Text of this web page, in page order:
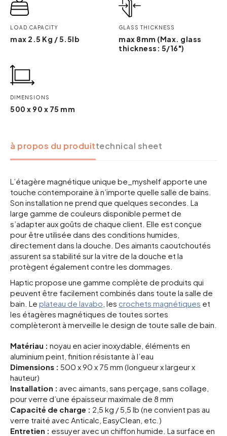
LOAD CAPACITY
max 2.5 Kg / 5.5lb
GLASS THICKNESS
max 8mm (Max. glass
thickness: 5/16")
DIMENSIONS
500 x 90 x 75 mm
à propos du produittechnical sheet
L’étagère magnétique unique be_myshelf apporte une
touche contemporaine à n’importe quelle salle de bains.
Son installation ne prend que quelques secondes. La
large gamme de couleurs disponible permet de
s’adapter aux goûts de chaque client. Elle est conçue
pour être utilisée dans des conditions humides,
directement dans la douche. Des aimants caoutchoutés
assurent sa stabilité sur la vitre de la douche et la
protègent également contre les dommages.
Haptic propose une gamme complète de produits qui
peuvent être facilement combinés dans toute la salle de
bain. Le plateau de lavabo , les crochets magnétiques et
les étagères magnétiques de toutes sortes
complèteront à merveille le design de toute salle de bain.
Matériau : noyau en acier inoxydable, éléments en
aluminium peint, finition résistante à l’eau
Dimensions : 500 x 90 x 75 mm (longueur x largeur x
hauteur)
Installation : avec aimants, sans perçage, sans collage,
pour verre d’une épaisseur maximale de 8 mm
Capacité de charge : 2,5 kg / 5,5 lb (ne convient pas au
verre traité avec Anticalc, EasyClean, etc.)
Entretien : essuyer avec un chiffon humide. La surface en